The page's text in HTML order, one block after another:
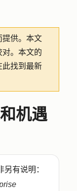
供。 本文
对。本文的
此找到最新
机遇
有说明：